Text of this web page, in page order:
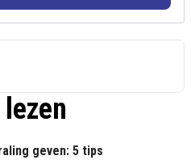
geven: 5 tips